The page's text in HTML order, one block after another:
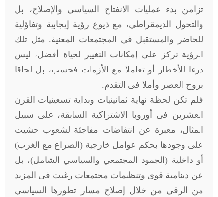
تزامن بدء عمليات الانفتاح السياسي والإصلاح، بل
والتحول الديمقراطي، مع ذيوع رؤية إيجابية وتفاؤلية
للحاضر والمستقبل فى المجتمعات المعنية. مثل تلك
الرؤية تركز على إمكانات التغيير لحياة أفضل، ليس
درءا للأخطار أو تعاملا مع الأزمات فحسب، بل لحاقا
بروح العصر وأملا فى التقدم.
فلم تكن لحظة نهاية ثمانينيات وبداية تسعينيات القرن
العشرين فى أوروبا الاشتراكية السابقة، على سبيل
المثال، معبرة عن انتفاضات مفاجئة لشعوب خشيت
على وجودها بحكم عوامل خارجية (الصراع مع الغرب)
أو داخلية (الجمود المجتمعي والسياسي الشامل)، بل
عن دينامية قوى وتنظيمات مجتمعات رغبت فى المزيد
من الرقي من خلال إصلاح مسار تطورها السياسي